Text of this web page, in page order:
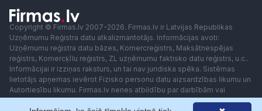
Copyright © Firmas.lv 2007-2026. Firmas.lv ir Latvijas Republikas
Uzņēmumu Reģistra datu atkalizmantotājs. Informācijas avoti:
Uzņēmumu reģistra datu bāzes, Komercreģistrs, Maksātnespējas
reģistrs, Komercķīlu reģistrs, ZL uzņēmumu faktisko datu reģistrs, u.c..
Informācijai ir izziņas raksturs, un tai nav juridiska spēka. Sistēmas
lietotājs apņemas ievērot Fizisko personu datu aizsardzības likumu un
Autortiesību likumu. Firmas.lv nenes atbildību par darbībām vai
lēmumiem, kas balstīti uz saņemto pakalpojumu. Lietotājam aizliegts